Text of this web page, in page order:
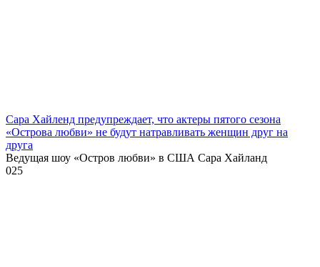
Сара Хайленд предупреждает, что актеры пятого сезона
«Острова любви» не будут натравливать женщин друг на
друга
Ведущая шоу «Остров любви» в США Сара Хайланд
025